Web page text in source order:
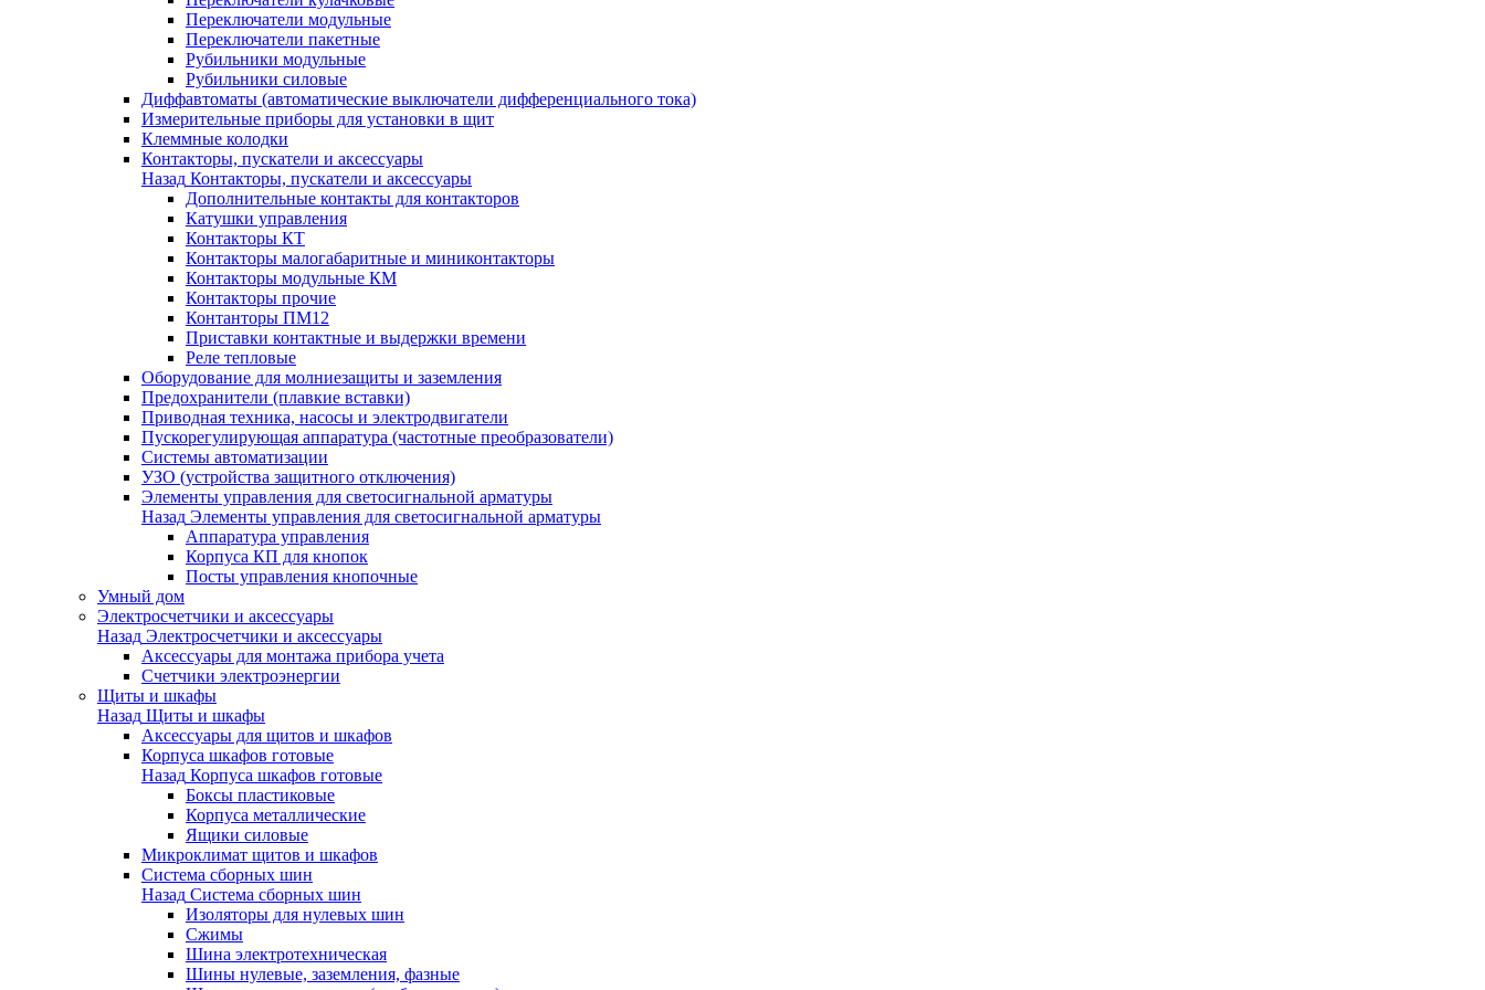
Переключатели модульные
Переключатели пакетные
Рубильники модульные
Рубильники силовые
Диффавтоматы (автоматические выключатели дифференциального тока)
Измерительные приборы для установки в щит
Клеммные колодки
Контакторы, пускатели и аксессуары
Назад Контакторы, пускатели и аксессуары
Дополнительные контакты для контакторов
Катушки управления
Контакторы КТ
Контакторы малогабаритные и миниконтакторы
Контакторы модульные КМ
Контакторы прочие
Контанторы ПМ12
Приставки контактные и выдержки времени
Реле тепловые
Оборудование для молниезащиты и заземления
Предохранители (плавкие вставки)
Приводная техника, насосы и электродвигатели
Пускорегулирующая аппаратура (частотные преобразователи)
Системы автоматизации
УЗО (устройства защитного отключения)
Элементы управления для светосигнальной арматуры
Назад Элементы управления для светосигнальной арматуры
Аппаратура управления
Корпуса КП для кнопок
Посты управления кнопочные
Умный дом
Электросчетчики и аксессуары
Назад Электросчетчики и аксессуары
Аксессуары для монтажа прибора учета
Счетчики электроэнергии
Щиты и шкафы
Назад Щиты и шкафы
Аксессуары для щитов и шкафов
Корпуса шкафов готовые
Назад Корпуса шкафов готовые
Боксы пластиковые
Корпуса металлические
Ящики силовые
Микроклимат щитов и шкафов
Система сборных шин
Назад Система сборных шин
Изоляторы для нулевых шин
Сжимы
Шина электротехническая
Шины нулевые, заземления, фазные